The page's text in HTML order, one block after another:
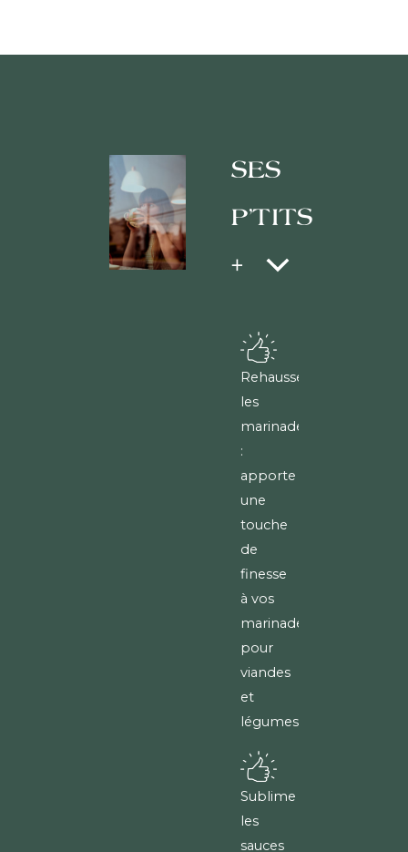
SES
P'TITS
+
Rehausse
les
marinades
:
apporte
une
touche
de
finesse
à vos
marinades
pour
viandes
et
légumes.
Sublime
les
sauces